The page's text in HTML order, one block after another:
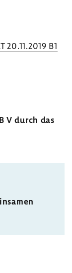
20.11.2019 B1
V durch das